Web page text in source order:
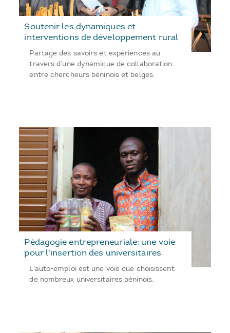
Soutenir les dynamiques et
interventions de développement rural
Partage des savoirs et expériences au
travers d’une dynamique de collaboration
entre chercheurs béninois et belges.
Pédagogie entrepreneuriale: une voie
pour l'insertion des universitaires
L'auto-emploi est une voie que choisissent
de nombreux universitaires béninois.